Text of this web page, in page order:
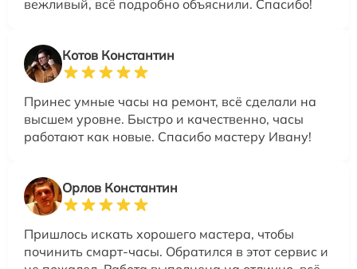
вежливый, всё подробно объяснили. Спасибо!
Котов Константин
Принес умные часы на ремонт, всё сделали на
высшем уровне. Быстро и качественно, часы
работают как новые. Спасибо мастеру Ивану!
Орлов Константин
Пришлось искать хорошего мастера, чтобы
починить смарт-часы. Обратился в этот сервис и